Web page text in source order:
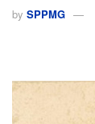
by SPPMG